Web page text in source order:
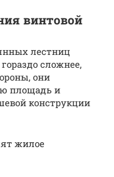
винтовой
лестниц
сложнее,
они
площадь и
конструкции
жилое